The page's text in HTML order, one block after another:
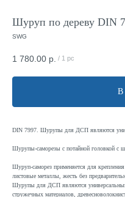
Шуруп по дереву DIN
SWG
1 780.00 р. / 1 pc
В
DIN 7997. Шурупы для ДСП являются
Шурупы-саморезы с потайной головкой с
Шуруп-саморез применяется для
листовые металлы, жесть без
Шурупы для ДСП являются
стружечных материалов,